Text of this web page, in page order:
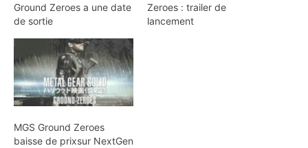
A lire aussi :
Ground Zeroes a une date
de sortie
Zeroes : trailer de
lancement
MGS Ground Zeroes
baisse de prixsur NextGen